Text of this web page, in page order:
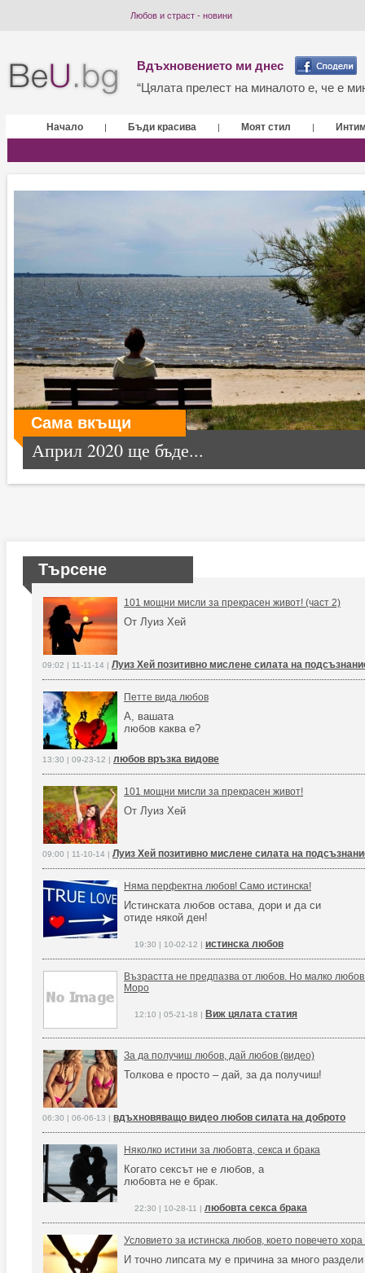
Любов и страст - новини
Вдъхновението ми днес
“Цялата прелест на миналото е, че е
Начало | Бъди красива | Моят стил |
Сама вкъщи
Април 2020 ще бъде...
Търсене
101 мощни мисли за прекрасен живот! (част 2)
От Луиз Хей
09:02 | 11-11-14 | Луиз Хей позитивно мислене силата на
Петте вида любов
А, вашата
любов каква е?
13:30 | 09-23-12 | любов връзка видове
101 мощни мисли за прекрасен живот!
От Луиз Хей
09:00 | 11-10-14 | Луиз Хей позитивно мислене силата на
Няма перфектна любов! Само истинска!
Истинската любов остава, дори и да си
отиде някой ден!
19:30 | 10-02-12 | истинска любов
Възрастта не предпазва от любов. Но малко
Моро
12:10 | 05-21-18 | Виж цялата статия
За да получиш любов, дай любов (видео)
Толкова е просто – дай, за да получиш!
06:30 | 06-06-13 | вдъхновяващо видео любов силата на доброто
Няколко истини за любовта, секса и брака
Когато сексът не е любов, а
любовта не е брак.
22:30 | 10-28-11 | любовта секса брака
Условието за истинска любов, което повечето хора
И точно липсата му е причина за много раздели